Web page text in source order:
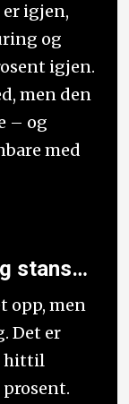
er igjen,
og
igjen.
men den
– og
med
stans…
opp, men
Det er
hittil
prosent.